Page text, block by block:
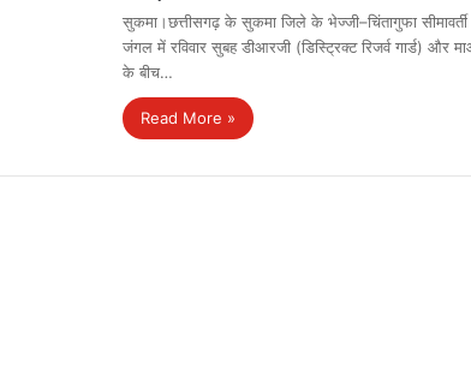
सुकमा।छत्तीसगढ़ के सुकमा जिले के भेज्जी–चिंतागुफा सीमावर्ती
जंगल में रविवार सुबह डीआरजी (डिस्ट्रिक्ट रिजर्व गार्ड) और
के बीच…
Read More »